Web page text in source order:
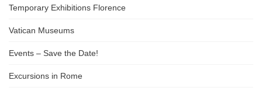
Temporary Exhibitions Florence
Vatican Museums
Events – Save the Date!
Excursions in Rome